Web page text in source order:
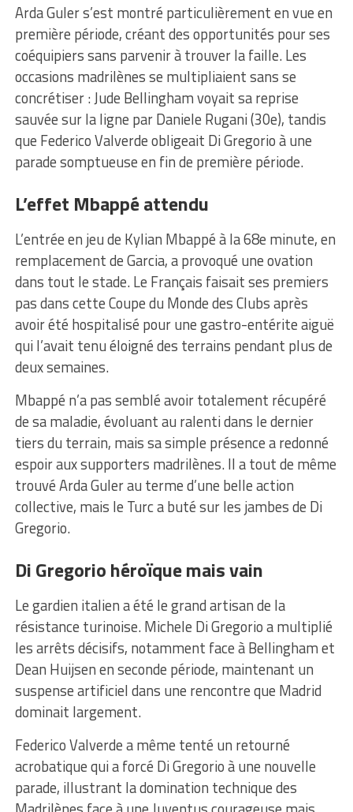
Arda Guler s’est montré particulièrement en vue en
première période, créant des opportunités pour ses
coéquipiers sans parvenir à trouver la faille. Les
occasions madrilènes se multipliaient sans se
concrétiser : Jude Bellingham voyait sa reprise
sauvée sur la ligne par Daniele Rugani (30e), tandis
que Federico Valverde obligeait Di Gregorio à une
parade somptueuse en fin de première période.
L’effet Mbappé attendu
L’entrée en jeu de Kylian Mbappé à la 68e minute, en
remplacement de Garcia, a provoqué une ovation
dans tout le stade. Le Français faisait ses premiers
pas dans cette Coupe du Monde des Clubs après
avoir été hospitalisé pour une gastro-entérite aiguë
qui l’avait tenu éloigné des terrains pendant plus de
deux semaines.
Mbappé n’a pas semblé avoir totalement récupéré
de sa maladie, évoluant au ralenti dans le dernier
tiers du terrain, mais sa simple présence a redonné
espoir aux supporters madrilènes. Il a tout de même
trouvé Arda Guler au terme d’une belle action
collective, mais le Turc a buté sur les jambes de Di
Gregorio.
Di Gregorio héroïque mais vain
Le gardien italien a été le grand artisan de la
résistance turinoise. Michele Di Gregorio a multiplié
les arrêts décisifs, notamment face à Bellingham et
Dean Huijsen en seconde période, maintenant un
suspense artificiel dans une rencontre que Madrid
dominait largement.
Federico Valverde a même tenté un retourné
acrobatique qui a forcé Di Gregorio à une nouvelle
parade, illustrant la domination technique des